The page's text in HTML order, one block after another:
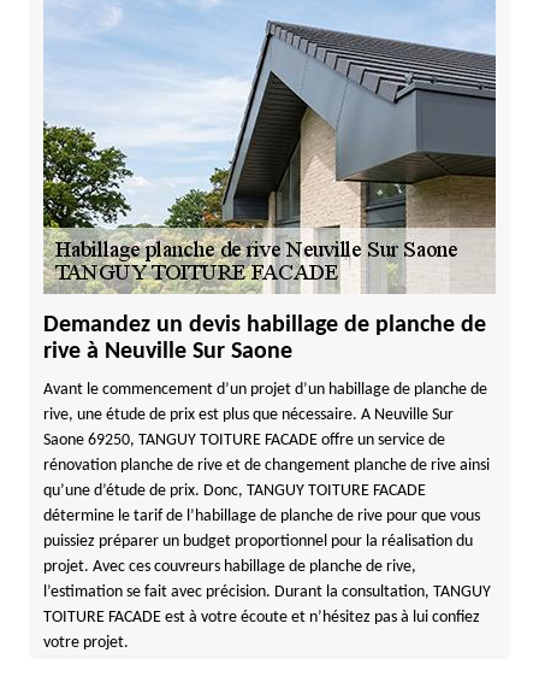
Demandez un devis habillage de planche de
rive à Neuville Sur Saone
Avant le commencement d’un projet d’un habillage de planche de
rive, une étude de prix est plus que nécessaire. A Neuville Sur
Saone 69250, TANGUY TOITURE FACADE offre un service de
rénovation planche de rive et de changement planche de rive ainsi
qu’une d’étude de prix. Donc, TANGUY TOITURE FACADE
détermine le tarif de l’habillage de planche de rive pour que vous
puissiez préparer un budget proportionnel pour la réalisation du
projet. Avec ces couvreurs habillage de planche de rive,
l’estimation se fait avec précision. Durant la consultation, TANGUY
TOITURE FACADE est à votre écoute et n’hésitez pas à lui confiez
votre projet.